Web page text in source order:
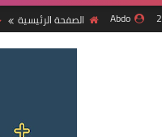
Abdo الصفحة الرئيسية